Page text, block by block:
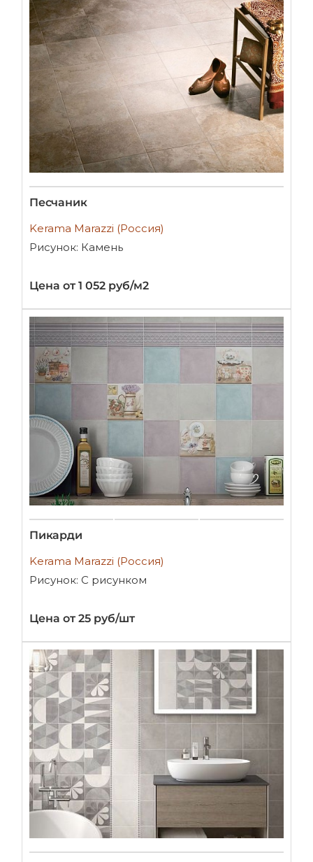
Песчаник
Kerama Marazzi (Россия)
Рисунок: Камень
Цена от 1 052 руб/м2
Пикарди
Kerama Marazzi (Россия)
Рисунок: С рисунком
Цена от 25 руб/шт